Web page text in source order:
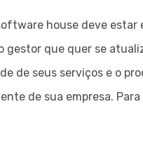
house deve estar
gestor que quer se
de seus serviços e o
de sua empresa. Para